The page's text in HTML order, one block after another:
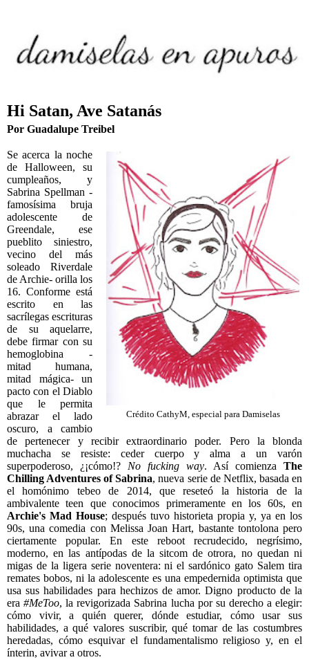
Hi Satan, Ave Satanás
Por Guadalupe Treibel
Crédito CathyM, especial para Damiselas
Se acerca la noche
de Halloween, su
cumpleaños, y
Sabrina Spellman -
famosísima bruja
adolescente de
Greendale, ese
pueblito siniestro,
vecino del más
soleado Riverdale
de Archie- orilla los
16. Conforme está
escrito en las
sacrílegas escrituras
de su aquelarre,
debe firmar con su
hemoglobina -
mitad humana,
mitad mágica- un
pacto con el Diablo
que le permita
abrazar el lado
oscuro, a cambio
de pertenecer y recibir extraordinario poder. Pero la blonda
muchacha se resiste: ceder cuerpo y alma a un varón
superpoderoso, ¿¡cómo!? No fucking way. Así comienza The
Chilling Adventures of Sabrina, nueva serie de Netflix, basada en
el homónimo tebeo de 2014, que reseteó la historia de la
ambivalente teen que conocimos primeramente en los 60s, en
Archie's Mad House; después tuvo historieta propia y, ya en los
90s, una comedia con Melissa Joan Hart, bastante tontolona pero
ciertamente popular. En este reboot recrudecido, negrísimo,
moderno, en las antípodas de la sitcom de otrora, no quedan ni
migas de la ligera serie noventera: ni el sardónico gato Salem tira
remates bobos, ni la adolescente es una empedernida optimista que
usa sus habilidades para hechizos de amor. Digno producto de la
era#MeToo, la revigorizada Sabrina lucha por su derecho a elegir:
cómo vivir, a quién querer, dónde estudiar, cómo usar sus
habilidades, a qué valores suscribir, qué tomar de las costumbres
heredadas, cómo esquivar el fundamentalismo religioso y, en el
ínterin, avivar a otros.